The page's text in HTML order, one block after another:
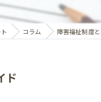
コラム 障害福祉制度
ド